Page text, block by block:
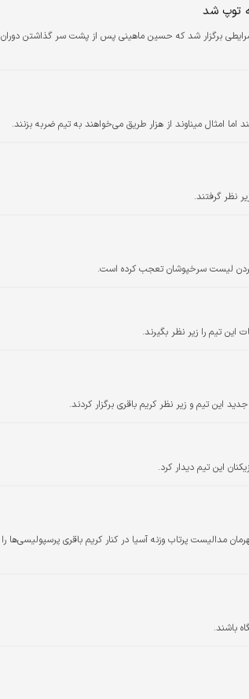
توپ شد
برگزار شد که حسین ماهینی پس از پشت سر گذاشتن دوران
امثال میناوند از هزار طریق می‌خواهند به تیم ضربه بزنند.
نظر گرفتند.
کردن لیست سرخپوشان تعجب کرده است.
این تیم را زیر نظر بگیرند.
این تیم و زیر نظر کریم باقری برگزار کردند.
این تیم دیدار کرد.
مدالیست پرتاب وزنه آسیا در کنار کریم باقری پرسپولیسی‌ها را
باشند.